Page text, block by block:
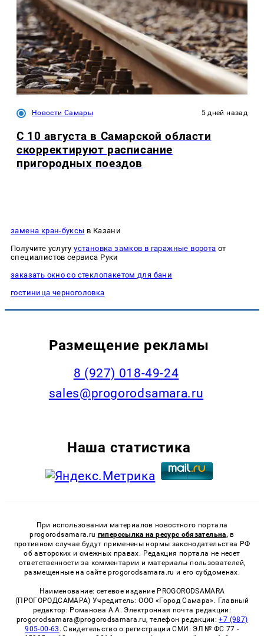
Новости Самары 5 дней назад
С 10 августа в Самарской области
скорректируют расписание
пригородных поездов
замена кран-буксы в Казани
Получите услугуустановка замков в гаражные ворота от
специалистов сервиса Руки
заказать окно со стеклопакетом для бани
гостиница черноголовка
Размещение рекламы
8 (927) 018-49-24
sales@progorodsamara.ru
Наша статистика
При использовании материалов новостного портала
progorodsamara.ru гиперссылка на ресурс обязательна, в
противном случае будут применены нормы законодательства РФ
об авторских и смежных правах. Редакция портала не несет
ответственности за комментарии и материалы пользователей,
размещенные на сайте progorodsamara.ru и его субдоменах.
Наименование: сетевое издание PROGORODSAMARA
(ПРОГОРОДСАМАРА) Учредитель: ООО «Город Самара». Главный
редактор: Романова А.А. Электронная почта редакции:
progorodsamara@progorodsamara.ru, телефон редакции:+7 (987)
905-00-63 . Свидетельство о регистрации СМИ: ЭЛ № ФС 77 -